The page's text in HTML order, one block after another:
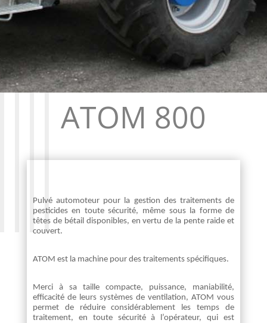
ATOM 800
Pulvé automoteur pour la gestion des traitements de
pesticides en toute sécurité, même sous la forme de
têtes de bétail disponibles, en vertu de la pente raide et
couvert.
ATOM est la machine pour des traitements spécifiques.
Merci à sa taille compacte, puissance, maniabilité,
efficacité de leurs systèmes de ventilation, ATOM vous
permet de réduire considérablement les temps de
traitement, en toute sécurité à l’opérateur, qui est